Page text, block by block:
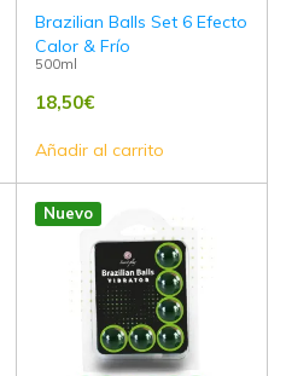
Brazilian Balls Set 6 Efecto
Calor & Frío
500ml
18,50€
Añadir al carrito
Nuevo